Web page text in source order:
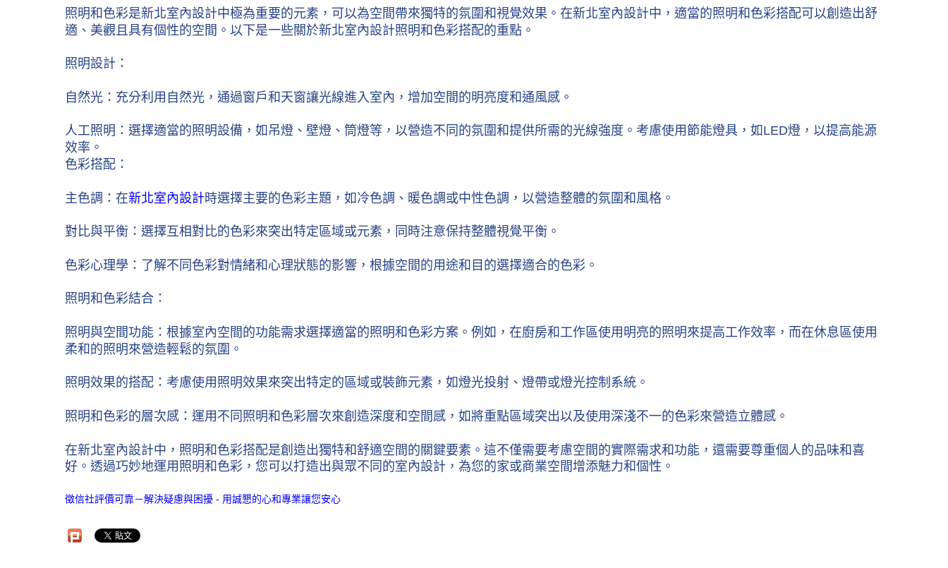
照明和色彩是新北室內設計中極為重要的元素，可以為空間帶來獨特的氛圍和視覺效果。在新北室內設計中，適當的照明和色彩搭配可以創造出舒
適、美觀且具有個性的空間。以下是一些關於新北室內設計照明和色彩搭配的重點。
照明設計：
自然光：充分利用自然光，通過窗戶和天窗讓光線進入室內，增加空間的明亮度和通風感。
人工照明：選擇適當的照明設備，如吊燈、壁燈、筒燈等，以營造不同的氛圍和提供所需的光線強度。考慮使用節能燈具，如LED燈，以提高能源
效率。
色彩搭配：
主色調：在新北室內設計時選擇主要的色彩主題，如冷色調、暖色調或中性色調，以營造整體的氛圍和風格。
對比與平衡：選擇互相對比的色彩來突出特定區域或元素，同時注意保持整體視覺平衡。
色彩心理學：了解不同色彩對情緒和心理狀態的影響，根據空間的用途和目的選擇適合的色彩。
照明和色彩結合：
照明與空間功能：根據室內空間的功能需求選擇適當的照明和色彩方案。例如，在廚房和工作區使用明亮的照明來提高工作效率，而在休息區使用
柔和的照明來營造輕鬆的氛圍。
照明效果的搭配：考慮使用照明效果來突出特定的區域或裝飾元素，如燈光投射、燈帶或燈光控制系統。
照明和色彩的層次感：運用不同照明和色彩層次來創造深度和空間感，如將重點區域突出以及使用深淺不一的色彩來營造立體感。
在新北室內設計中，照明和色彩搭配是創造出獨特和舒適空間的關鍵要素。這不僅需要考慮空間的實際需求和功能，還需要尊重個人的品味和喜
好。透過巧妙地運用照明和色彩，您可以打造出與眾不同的室內設計，為您的家或商業空間增添魅力和個性。
徵信社評價可靠－解決疑慮與困擾 - 用誠懇的心和專業讓您安心